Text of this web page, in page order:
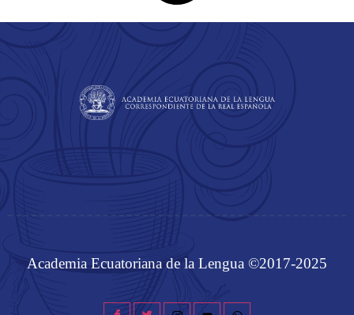
Academia Ecuatoriana de la Lengua ©2017-2025